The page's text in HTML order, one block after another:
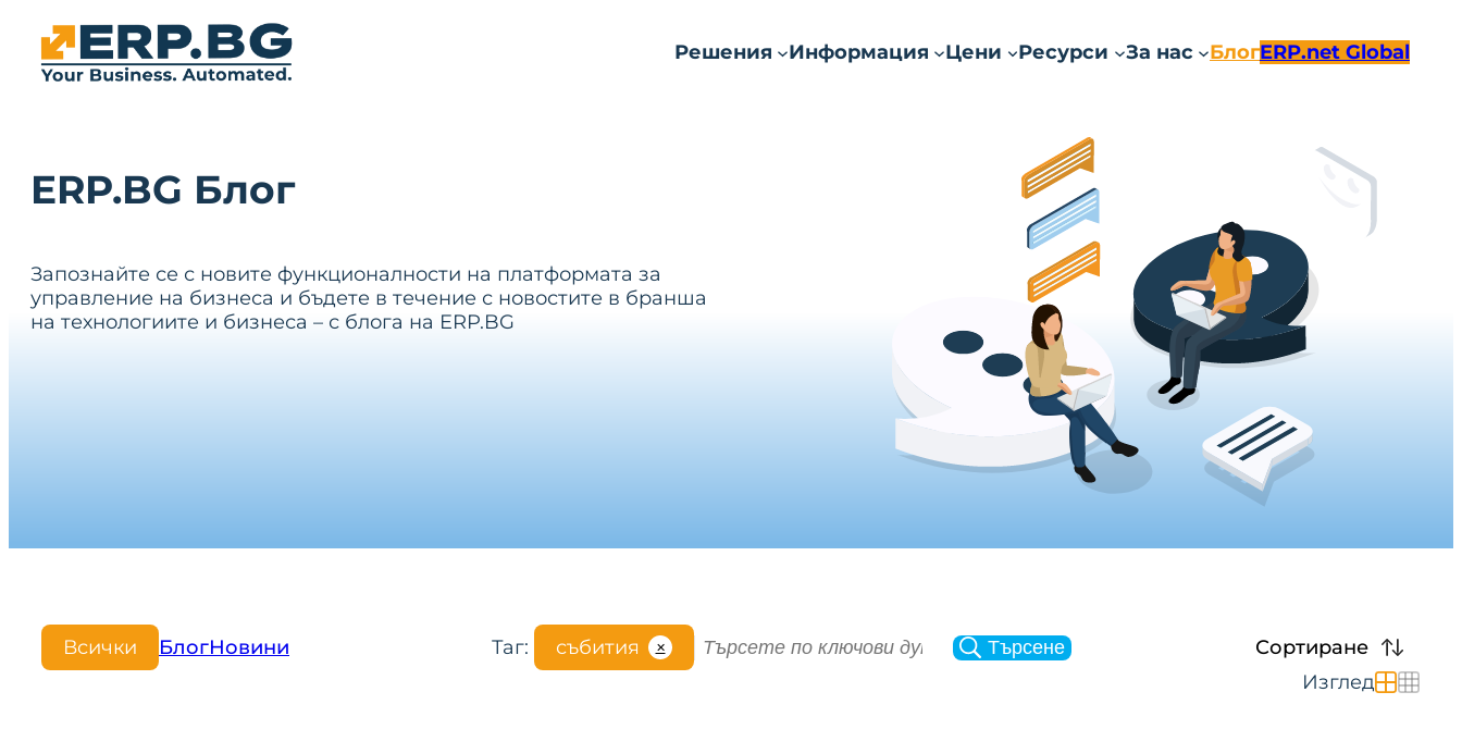
Решения Информация Цени Ресурси За нас БлогERP.net Global
ERP.BG Блог
Запознайте се с новите функционалности на платформата за
управление на бизнеса и бъдете в течение с новостите в бранша
на технологиите и бизнеса – с блога на ERP.BG
Всички БлогНовини Таг: събития ✕
S
e
Търсене
Сортиране
Изглед